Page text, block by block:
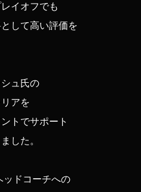
イオフでも
して高い評価を
ュ氏の
アを
トでサポート
した。
ッドコーチへの